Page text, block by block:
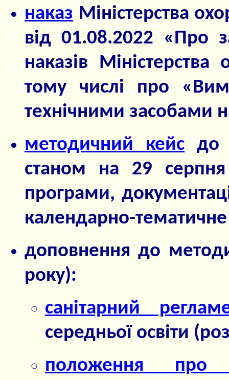
наказ Міністерства
від 01.08.2022 «Про
наказів
тому числі про
технічними засобами
методичний кейс до
станом на 29
програми,
календарно-
доповнення до
року):
санітарний
середньої освіти
положення про